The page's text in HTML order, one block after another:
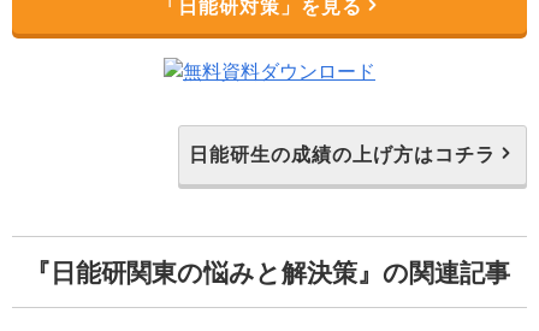
「日能研対策」を見る
日能研生の成績の上げ方はコチラ
『日能研関東の悩みと解決策』の関連記事